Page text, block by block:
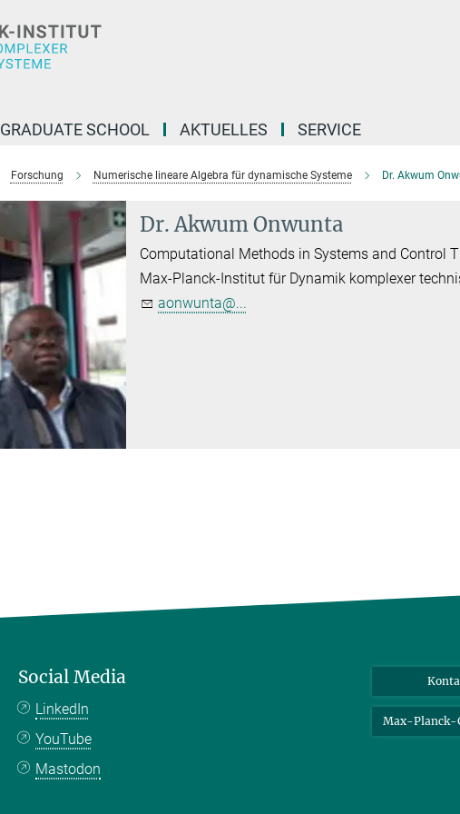
GRADUATE SCHOOL AKTUELLES SERVICE
Forschung Numerische lineare Algebra für dynamische Systeme Dr. Akwum
Dr. Akwum Onwunta
Computational Methods in Systems and Control
Max-Planck-Institut für Dynamik komplexer
aonwunta@...
Social Media
LinkedIn
YouTube
Mastodon
Max-Planck-